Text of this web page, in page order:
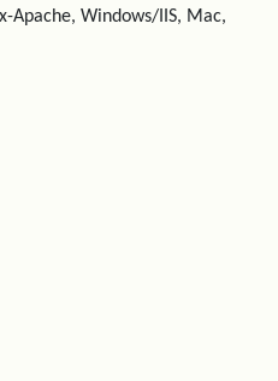
Apache, Windows/IIS, Mac,